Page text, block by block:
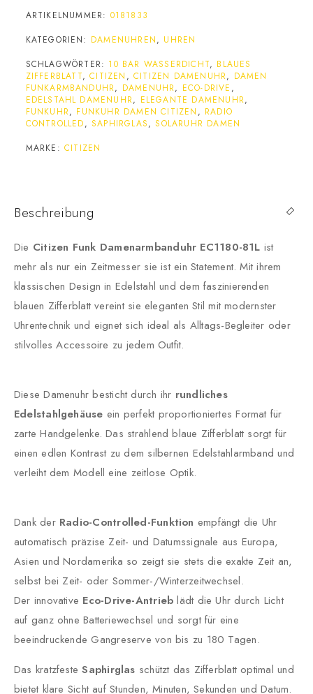
ARTIKELNUMMER: 0181833
KATEGORIEN: DAMENUHREN, UHREN
SCHLAGWÖRTER: 10 BAR WASSERDICHT, BLAUES
ZIFFERBLATT,CITIZEN , CITIZEN DAMENUHR, DAMEN
FUNKARMBANDUHR, DAMENUHR, ECO-DRIVE ,
EDELSTAHL DAMENUHR, ELEGANTE DAMENUHR,
FUNKUHR, FUNKUHR DAMEN CITIZEN , RADIO
CONTROLLED, SAPHIRGLAS,SOLARUHR DAMEN
MARKE: CITIZEN
Beschreibung
Die Citizen Funk Damenarmbanduhr EC1180-81L ist
mehr als nur ein Zeitmesser sie ist ein Statement. Mit ihrem
klassischen Design in Edelstahl und dem faszinierenden
blauen Zifferblatt vereint sie eleganten Stil mit modernster
Uhrentechnik und eignet sich ideal als Alltags-Begleiter oder
stilvolles Accessoire zu jedem Outfit.
Diese Damenuhr besticht durch ihr rundliches
Edelstahlgehäuse ein perfekt proportioniertes Format für
zarte Handgelenke. Das strahlend blaue Zifferblatt sorgt für
einen edlen Kontrast zu dem silbernen Edelstahlarmband und
verleiht dem Modell eine zeitlose Optik.
Dank der Radio-Controlled-Funktion empfängt die Uhr
automatisch präzise Zeit- und Datumssignale aus Europa,
Asien und Nordamerika so zeigt sie stets die exakte Zeit an,
selbst bei Zeit- oder Sommer-/Winterzeitwechsel.
Der innovative Eco-Drive-Antrieb lädt die Uhr durch Licht
auf ganz ohne Batteriewechsel und sorgt für eine
beeindruckende Gangreserve von bis zu 180 Tagen.
Das kratzfesteSaphirglas schützt das Zifferblatt optimal und
bietet klare Sicht auf Stunden, Minuten, Sekunden und Datum.